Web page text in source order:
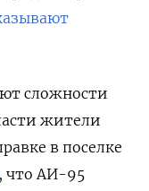
сложности
жители
в поселке
, что АИ-95